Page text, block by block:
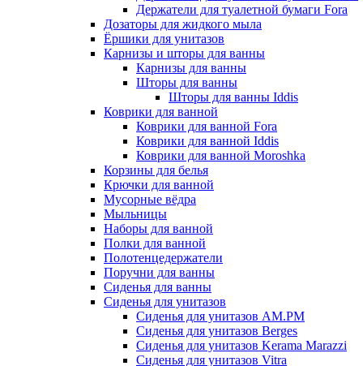
Держатели для туалетной бумаги Fora
Дозаторы для жидкого мыла
Ёршики для унитазов
Карнизы и шторы для ванны
Карнизы для ванны
Шторы для ванны
Шторы для ванны Iddis
Коврики для ванной
Коврики для ванной Fora
Коврики для ванной Iddis
Коврики для ванной Moroshka
Корзины для белья
Крючки для ванной
Мусорные вёдра
Мыльницы
Наборы для ванной
Полки для ванной
Полотенцедержатели
Поручни для ванны
Сиденья для ванны
Сиденья для унитазов
Сиденья для унитазов AM.PM
Сиденья для унитазов Berges
Сиденья для унитазов Kerama Marazzi
Сиденья для унитазов Vitra